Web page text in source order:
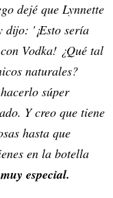
dejé que Lynnette
dijo: '¡Esto sería
Vodka! ¿Qué tal
naturales?
súper
Y creo que tiene
hasta que
en la botella
especial.